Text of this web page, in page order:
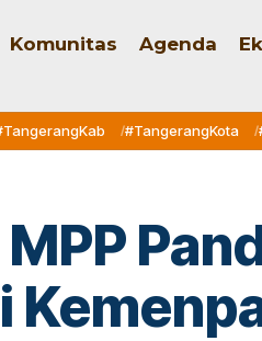
Komunitas Agenda
#TangerangKota